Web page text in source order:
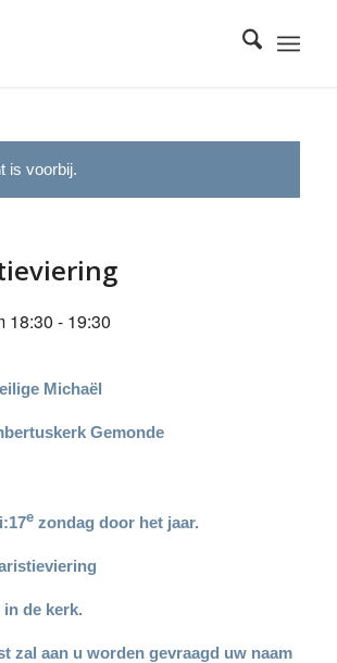
is voorbij.
18:30 - 19:30
Michaël
Gemonde
ezondag door het jaar.
de kerk.
zal aan u worden gevraagd uw naam